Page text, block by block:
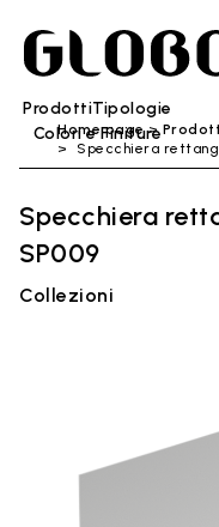
ProdottiTipologie
Colori e Finiture
Home page
Specchiera
Specchiera
SP009
Collezioni